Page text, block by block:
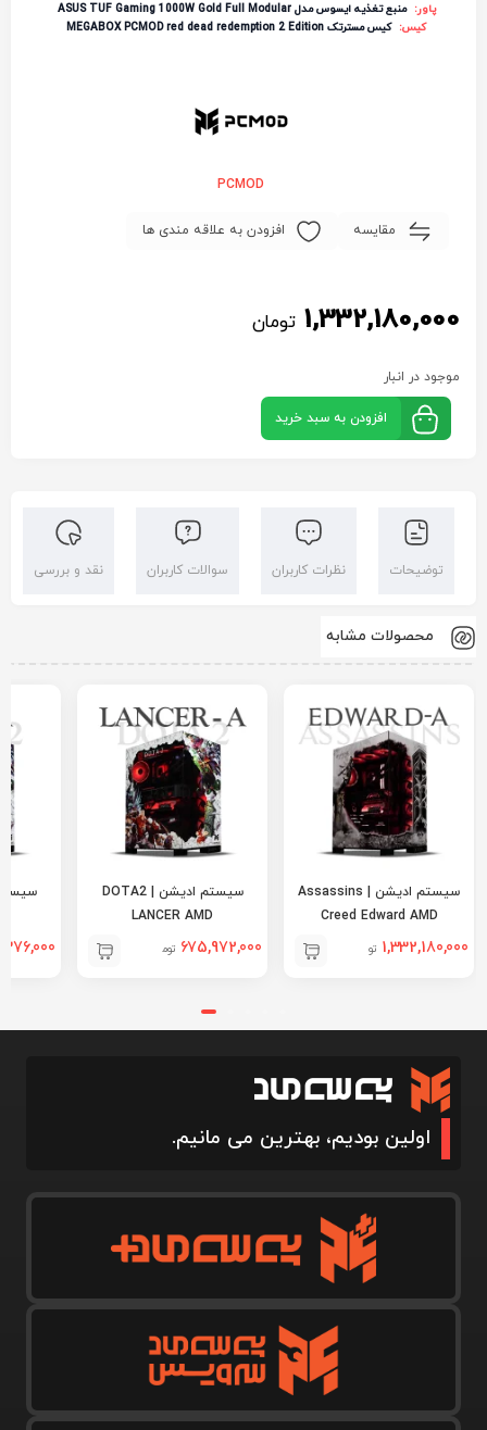
پاور: منبع تغذیه ایسوس مدل ASUS TUF Gaming 1000W Gold Full Modular
کیس: کیس مسترتک MEGABOX PCMOD red dead redemption 2 Edition
PCMOD
مقایسه افزودن به علاقه مندی ها
1,332,180,000 تومان
موجود در انبار
افزودن به سبد خرید
توضیحات نظرات کاربران سوالات کاربران نقد و بررسی
محصولات مشابه
سیستم ادیشن | Assassins
Creed Edward AMD
1,332,180,000 تومان
سیستم ادیشن | DOTA2
LANCER AMD
675,972,000 تومان
اولین بودیم، بهترین می مانیم.